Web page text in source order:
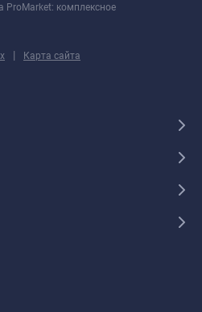
ProMarket: комплексное
| Карта сайта